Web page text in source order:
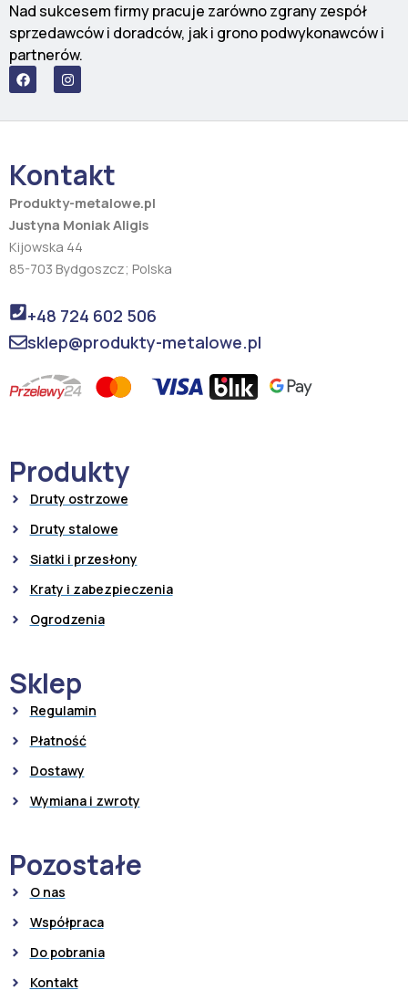
Nad sukcesem firmy pracuje zarówno zgrany zespół
sprzedawców i doradców, jak i grono podwykonawców i
partnerów.
F
a
c
b
k
I
n
s
a
a
m
Kontakt
Produkty-metalowe.pl
Justyna Moniak Aligis
Kijowska 44
85-703 Bydgoszcz; Polska
+48 724 602 506
sklep@produkty-metalowe.pl
Produkty
Druty ostrzowe
Druty stalowe
Siatki i przesłony
Kraty i zabezpieczenia
Ogrodzenia
Sklep
Regulamin
Płatność
Dostawy
Wymiana i zwroty
Pozostałe
O nas
Współpraca
Do pobrania
Kontakt